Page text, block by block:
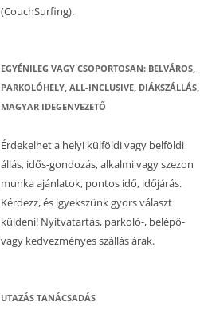
(CouchSurfing).
EGYÉNILEG VAGY CSOPORTOSAN: BELVÁROS,
PARKOLÓHELY, ALL-INCLUSIVE, DIÁKSZÁLLÁS,
MAGYAR IDEGENVEZETŐ
Érdekelhet a helyi külföldi vagy belföldi
állás, idős-gondozás, alkalmi vagy szezon
munka ajánlatok, pontos idő, időjárás.
Kérdezz, és igyekszünk gyors választ
küldeni! Nyitvatartás, parkoló-, belépő-
vagy kedvezményes szállás árak.
UTAZÁS TANÁCSADÁS